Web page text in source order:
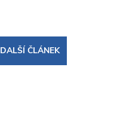
DALŠÍ ČLÁNEK